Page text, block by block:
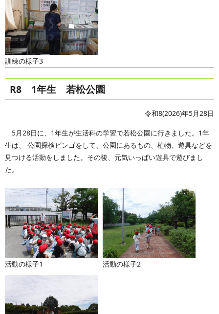
訓練の様子3
R8 1年生 若松公園
令和8(2026)年5月28日
5月28日に、1年生が生活科の学習で若松公園に行きました。1年
生は、 公園探検ビンゴをして、公園にあるもの、植物、遊具などを
見つける活動をしました。その後、元気いっぱい遊具で遊びまし
た。
活動の様子1 活動の様子2